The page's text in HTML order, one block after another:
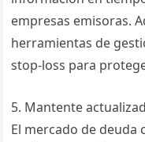
empresas emisoras.
herramientas de
stop-loss para
5. Mantente
El mercado de